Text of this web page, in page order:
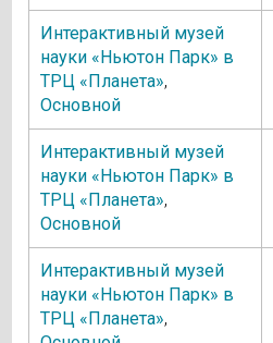
Интерактивный музей
науки «Ньютон Парк» в
ТРЦ «Планета»,
Основной
Интерактивный музей
науки «Ньютон Парк» в
ТРЦ «Планета»,
Основной
Интерактивный музей
науки «Ньютон Парк» в
ТРЦ «Планета»,